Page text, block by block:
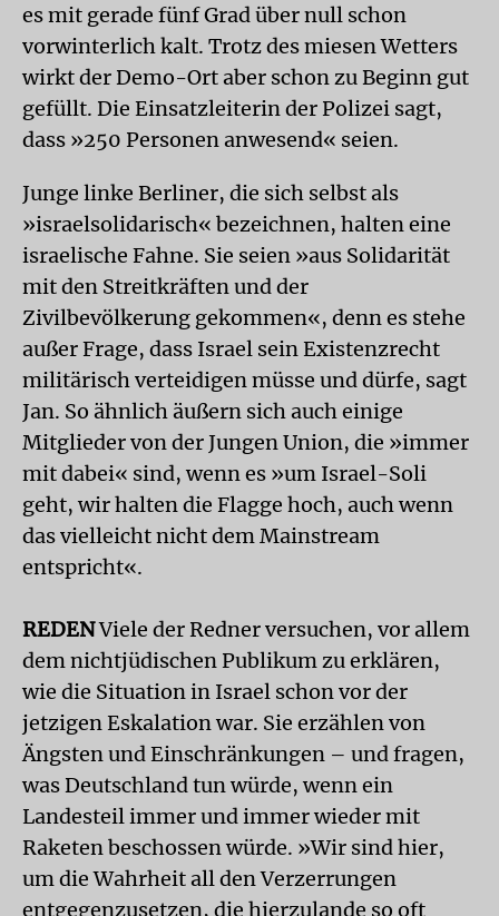
es mit gerade fünf Grad über null schon
vorwinterlich kalt. Trotz des miesen Wetters
wirkt der Demo-Ort aber schon zu Beginn gut
gefüllt. Die Einsatzleiterin der Polizei sagt,
dass »250 Personen anwesend« seien.
Junge linke Berliner, die sich selbst als
»israelsolidarisch« bezeichnen, halten eine
israelische Fahne. Sie seien »aus Solidarität
mit den Streitkräften und der
Zivilbevölkerung gekommen«, denn es stehe
außer Frage, dass Israel sein Existenzrecht
militärisch verteidigen müsse und dürfe, sagt
Jan. So ähnlich äußern sich auch einige
Mitglieder von der Jungen Union, die »immer
mit dabei« sind, wenn es »um Israel-Soli
geht, wir halten die Flagge hoch, auch wenn
das vielleicht nicht dem Mainstream
entspricht«.
REDENViele der Redner versuchen, vor allem
dem nichtjüdischen Publikum zu erklären,
wie die Situation in Israel schon vor der
jetzigen Eskalation war. Sie erzählen von
Ängsten und Einschränkungen – und fragen,
was Deutschland tun würde, wenn ein
Landesteil immer und immer wieder mit
Raketen beschossen würde. »Wir sind hier,
um die Wahrheit all den Verzerrungen
entgegenzusetzen, die hierzulande so oft